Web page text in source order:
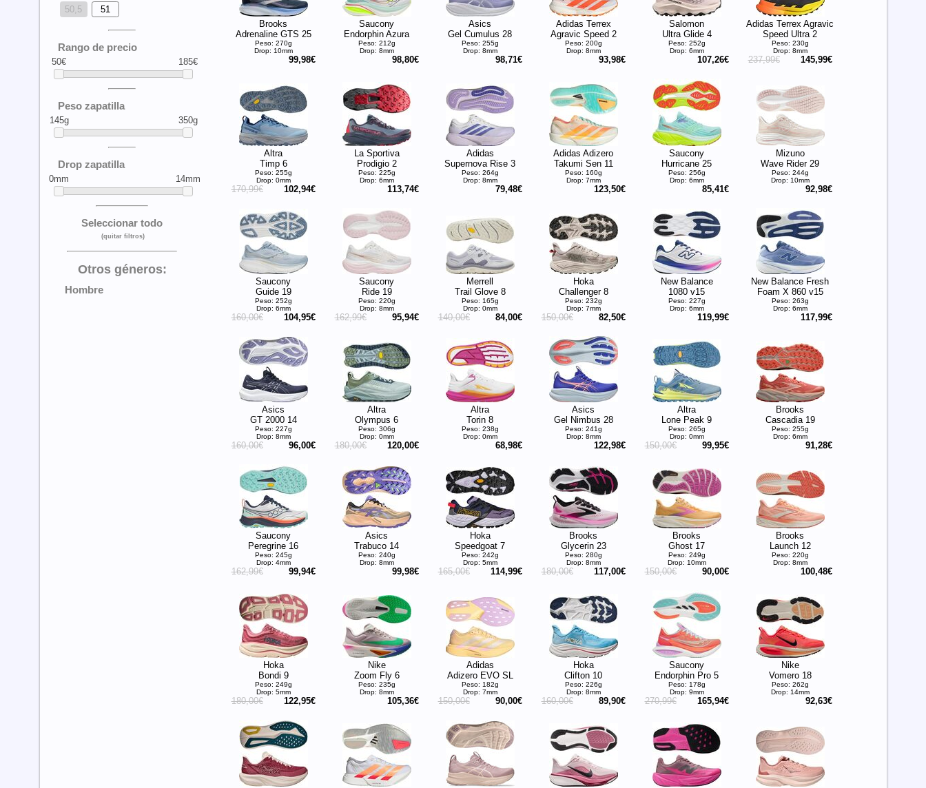
50,5
51
Rango de precio
50€ 185€
Peso zapatilla
145g 350g
Drop zapatilla
0mm 14mm
Seleccionar todo
(quitar filtros)
Otros géneros:
Hombre
Brooks
Adrenaline GTS 25
Peso: 270g
Drop: 10mm
99,98€
Saucony
Endorphin Azura
Peso: 212g
Drop: 8mm
98,80€
Asics
Gel Cumulus 28
Peso: 255g
Drop: 8mm
98,71€
Adidas Terrex
Agravic Speed 2
Peso: 200g
Drop: 8mm
93,98€
Salomon
Ultra Glide 4
Peso: 252g
Drop: 6mm
107,26€
Adidas Terrex Agravic
Speed Ultra 2
Peso: 230g
Drop: 8mm
237,99€ 145,99€
Altra
Timp 6
Peso: 255g
Drop: 0mm
170,99€ 102,94€
La Sportiva
Prodigio 2
Peso: 225g
Drop: 6mm
113,74€
Adidas
Supernova Rise 3
Peso: 264g
Drop: 8mm
79,48€
Adidas Adizero
Takumi Sen 11
Peso: 160g
Drop: 7mm
123,50€
Saucony
Hurricane 25
Peso: 256g
Drop: 6mm
85,41€
Mizuno
Wave Rider 29
Peso: 244g
Drop: 10mm
92,98€
Saucony
Guide 19
Peso: 252g
Drop: 6mm
160,00€ 104,95€
Saucony
Ride 19
Peso: 220g
Drop: 8mm
162,99€ 95,94€
Merrell
Trail Glove 8
Peso: 165g
Drop: 0mm
140,00€ 84,00€
Hoka
Challenger 8
Peso: 232g
Drop: 7mm
150,00€ 82,50€
New Balance
1080 v15
Peso: 227g
Drop: 6mm
119,99€
New Balance Fresh
Foam X 860 v15
Peso: 263g
Drop: 6mm
117,99€
Asics
GT 2000 14
Peso: 227g
Drop: 8mm
160,00€ 96,00€
Altra
Olympus 6
Peso: 306g
Drop: 0mm
180,00€ 120,00€
Altra
Torin 8
Peso: 238g
Drop: 0mm
68,98€
Asics
Gel Nimbus 28
Peso: 241g
Drop: 8mm
122,98€
Altra
Lone Peak 9
Peso: 265g
Drop: 0mm
150,00€ 99,95€
Brooks
Cascadia 19
Peso: 255g
Drop: 6mm
91,28€
Saucony
Peregrine 16
Peso: 245g
Drop: 4mm
162,99€ 99,94€
Asics
Trabuco 14
Peso: 240g
Drop: 8mm
99,98€
Hoka
Speedgoat 7
Peso: 242g
Drop: 5mm
165,00€ 114,99€
Brooks
Glycerin 23
Peso: 280g
Drop: 8mm
180,00€ 117,00€
Brooks
Ghost 17
Peso: 249g
Drop: 10mm
150,00€ 90,00€
Brooks
Launch 12
Peso: 220g
Drop: 8mm
100,48€
Hoka
Bondi 9
Peso: 249g
Drop: 5mm
180,00€ 122,95€
Nike
Zoom Fly 6
Peso: 235g
Drop: 8mm
105,36€
Adidas
Adizero EVO SL
Peso: 182g
Drop: 7mm
150,00€ 90,00€
Hoka
Clifton 10
Peso: 226g
Drop: 8mm
160,00€ 89,90€
Saucony
Endorphin Pro 5
Peso: 178g
Drop: 9mm
270,99€ 165,94€
Nike
Vomero 18
Peso: 262g
Drop: 14mm
92,63€